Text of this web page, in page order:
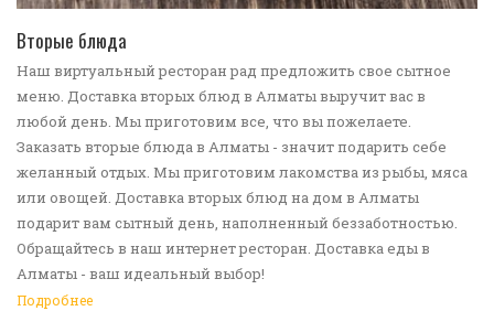
Вторые блюда
Наш виртуальный ресторан рад предложить свое сытное
меню. Доставка вторых блюд в Алматы выручит вас в
любой день. Мы приготовим все, что вы пожелаете.
Заказать вторые блюда в Алматы - значит подарить себе
желанный отдых. Мы приготовим лакомства из рыбы, мяса
или овощей. Доставка вторых блюд на дом в Алматы
подарит вам сытный день, наполненный беззаботностью.
Обращайтесь в наш интернет ресторан. Доставка еды в
Алматы - ваш идеальный выбор!
Подробнее